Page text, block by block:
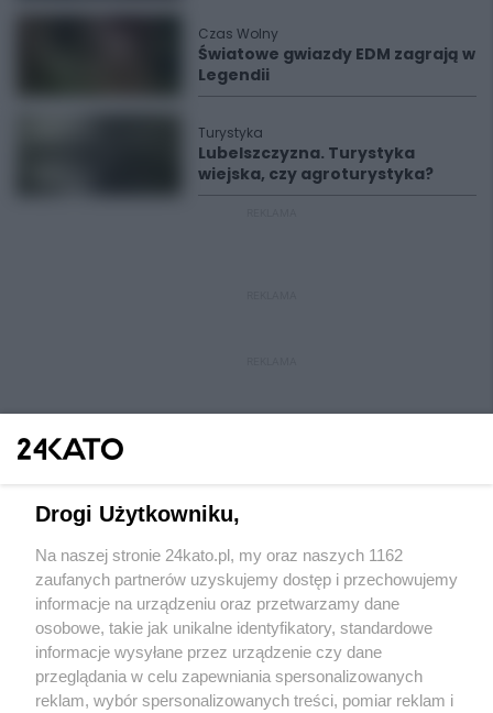
Czas Wolny
Światowe gwiazdy EDM zagrają w
Legendii
Turystyka
Lubelszczyzna. Turystyka
wiejska, czy agroturystyka?
Wydawca mediów lokalnych
Drogi Użytkowniku,
Na naszej stronie 24kato.pl, my oraz naszych 1162
zaufanych partnerów uzyskujemy dostęp i przechowujemy
informacje na urządzeniu oraz przetwarzamy dane
osobowe, takie jak unikalne identyfikatory, standardowe
informacje wysyłane przez urządzenie czy dane
przeglądania w celu zapewniania spersonalizowanych
reklam, wybór spersonalizowanych treści, pomiar reklam i